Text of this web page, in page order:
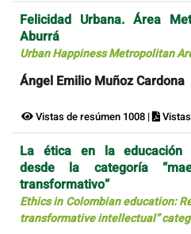
Felicidad Urbana. Área
Aburrá
Urban Happiness Metropolitan
Ángel Emilio Muñoz Cardona
Vistas de resúmen 1008 |
La ética en la educación
desde la categoría
transformativo”
Ethics in Colombian education:
transformative intellectual”